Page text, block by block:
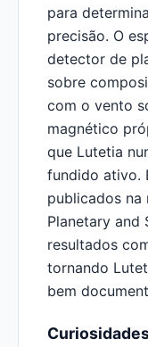
para
precisão. O
detector de
sobre
com o vento
magnético
que Lutetia
fundido ativo.
publicados na
Planetary and
resultados
tornando
bem